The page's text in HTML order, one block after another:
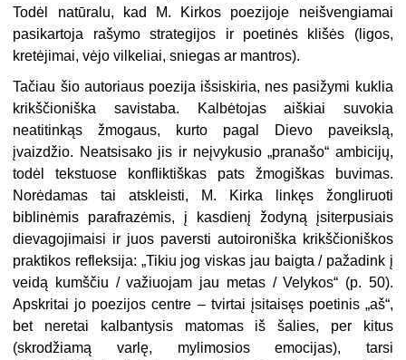
Todėl natūralu, kad M. Kirkos poezijoje neišvengiamai
pasikartoja rašymo strategijos ir poetinės klišės (ligos,
kretėjimai, vėjo vilkeliai, sniegas ar mantros).
Tačiau šio autoriaus poezija išsiskiria, nes pasižymi kuklia
krikščioniška savistaba. Kalbėtojas aiškiai suvokia
neatitinkąs žmogaus, kurto pagal Dievo paveikslą,
įvaizdžio. Neatsisako jis ir neįvykusio „pranašo“ ambicijų,
todėl tekstuose konfliktiškas pats žmogiškas buvimas.
Norėdamas tai atskleisti, M. Kirka linkęs žongliruoti
biblinėmis parafrazėmis, į kasdienį žodyną įsiterpusiais
dievagojimaisi ir juos paversti autoironiška krikščioniškos
praktikos refleksija: „Tikiu jog viskas jau baigta / pažadink į
veidą kumščiu / važiuojam jau metas / Velykos“ (p. 50).
Apskritai jo poezijos centre – tvirtai įsitaisęs poetinis „aš“,
bet neretai kalbantysis matomas iš šalies, per kitus
(skrodžiamą varlę, mylimosios emocijas), tarsi